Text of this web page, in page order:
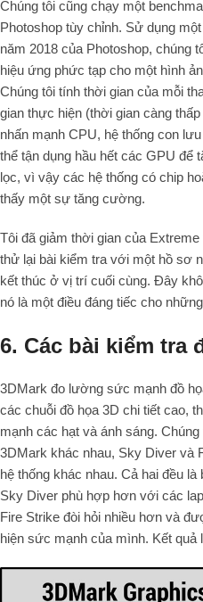
Chúng tôi cũng chạy một
Photoshop tùy chỉnh. Sử dụng
năm 2018 của Photoshop, chúng
hiệu ứng phức tạp cho một hình
Chúng tôi tính thời gian của mỗi
gian thực hiện (thời gian càng
nhấn mạnh CPU, hệ thống con
thể tận dụng hầu hết các GPU để
lọc, vì vậy các hệ thống có chip
thấy một sự tăng cường.
Tôi đã giảm thời gian của
thử lại bài kiểm tra với một hồ sơ
kết thúc ở vị trí cuối cùng. Đây
nó là một điều đáng tiếc cho
6. Các bài kiểm tra
3DMark đo lường sức mạnh đồ
các chuỗi đồ họa 3D chi tiết cao,
mạnh các hạt và ánh sáng.
3DMark khác nhau, Sky Diver và
hệ thống khác nhau. Cả hai đều
Sky Diver phù hợp hơn với các
Fire Strike đòi hỏi nhiều hơn và
hiện sức mạnh của mình. Kết quả